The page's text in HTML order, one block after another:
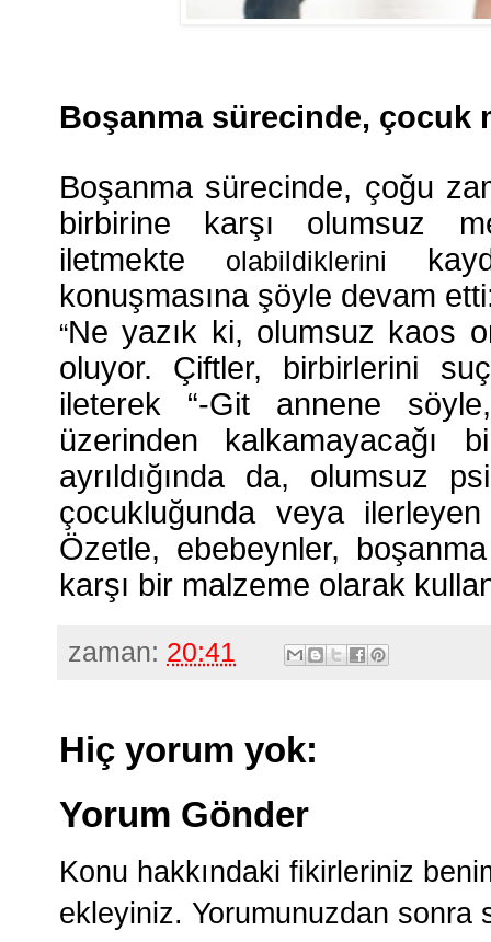
Boşanma sürecinde, çocuk
Boşanma sürecinde, çoğu
birbirine karşı olumsuz
iletmekte
olabildiklerini
konuşmasına şöyle devam
“Ne yazık ki, olumsuz kaos
oluyor. Çiftler, birbirlerini
ileterek “-Git annene
üzerinden
ayrıldığında da, olumsuz
çocukluğunda veya
Özetle, ebebeynler,
karşı bir malzeme olarak
zaman: 20:41
Hiç yorum yok:
Yorum Gönder
Konu hakkındaki fikirleriniz
ekleyiniz. Yorumunuzdan